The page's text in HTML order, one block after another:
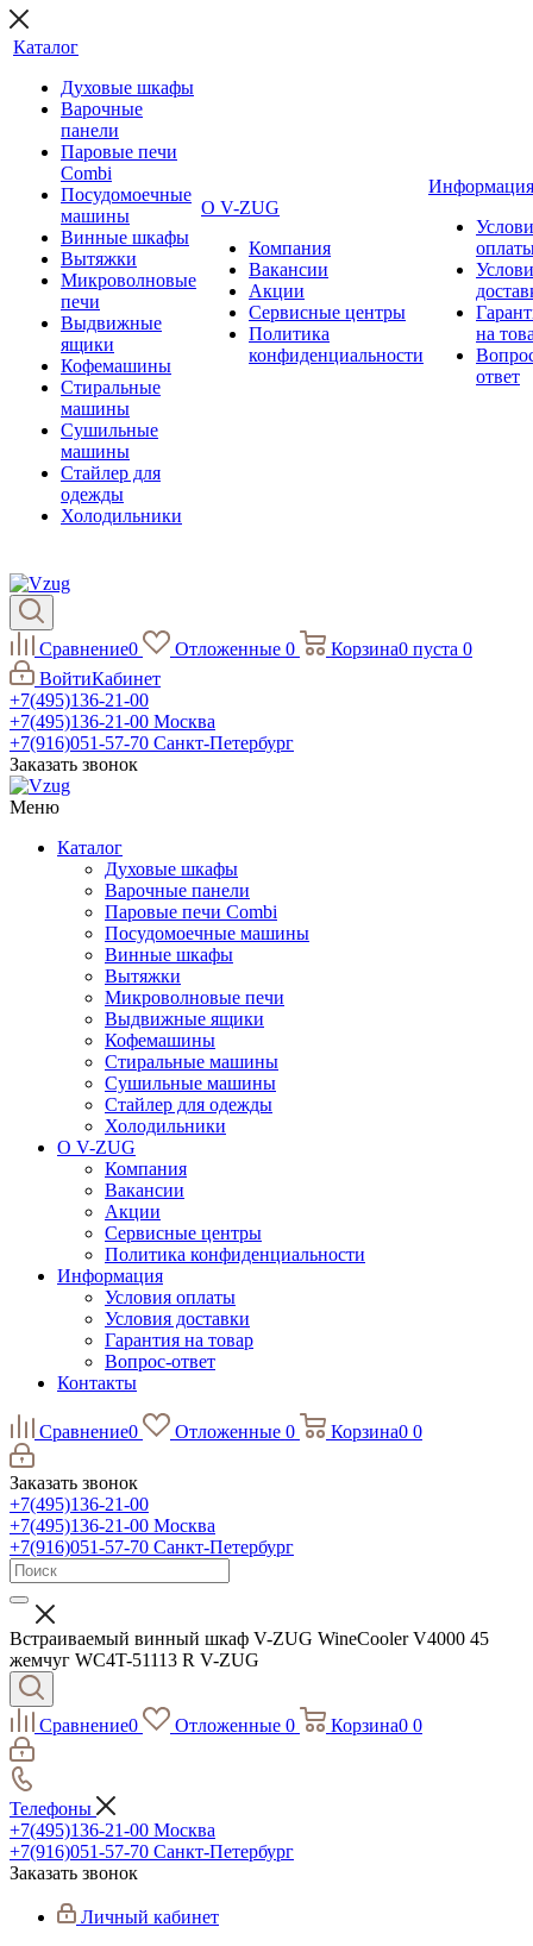
Каталог
Духовые шкафы
Варочные
панели
Паровые печи
Combi
Посудомоечные
машины
Винные шкафы
Вытяжки
Микроволновые
печи
Выдвижные
ящики
Кофемашины
Стиральные
машины
Сушильные
машины
Стайлер для
одежды
Холодильники
О V-ZUG
Компания
Вакансии
Акции
Сервисные центры
Политика
конфиденциальности
Информация
на
ответ
Сравнение0 Отложенные 0 Корзина0 пуста 0
ВойтиКабинет
+7(495)136-21-00‬
+7(495)136-21-00‬ Москва
+7(916)051-57-70 Санкт-Петербург
Заказать звонок
Меню
Каталог
Духовые шкафы
Варочные панели
Паровые печи Combi
Посудомоечные машины
Винные шкафы
Вытяжки
Микроволновые печи
Выдвижные ящики
Кофемашины
Стиральные машины
Сушильные машины
Стайлер для одежды
Холодильники
О V-ZUG
Компания
Вакансии
Акции
Сервисные центры
Политика конфиденциальности
Информация
Условия оплаты
Условия доставки
Гарантия на товар
Вопрос-ответ
Контакты
Сравнение0 Отложенные 0 Корзина0 0
Заказать звонок
+7(495)136-21-00‬
+7(495)136-21-00‬ Москва
+7(916)051-57-70 Санкт-Петербург
Встраиваемый винный шкаф V-ZUG WineCooler V4000 45
жемчуг WC4T-51113 R V-ZUG
Сравнение0 Отложенные 0 Корзина0 0
Телефоны
+7(495)136-21-00‬ Москва
+7(916)051-57-70 Санкт-Петербург
Заказать звонок
Личный кабинет